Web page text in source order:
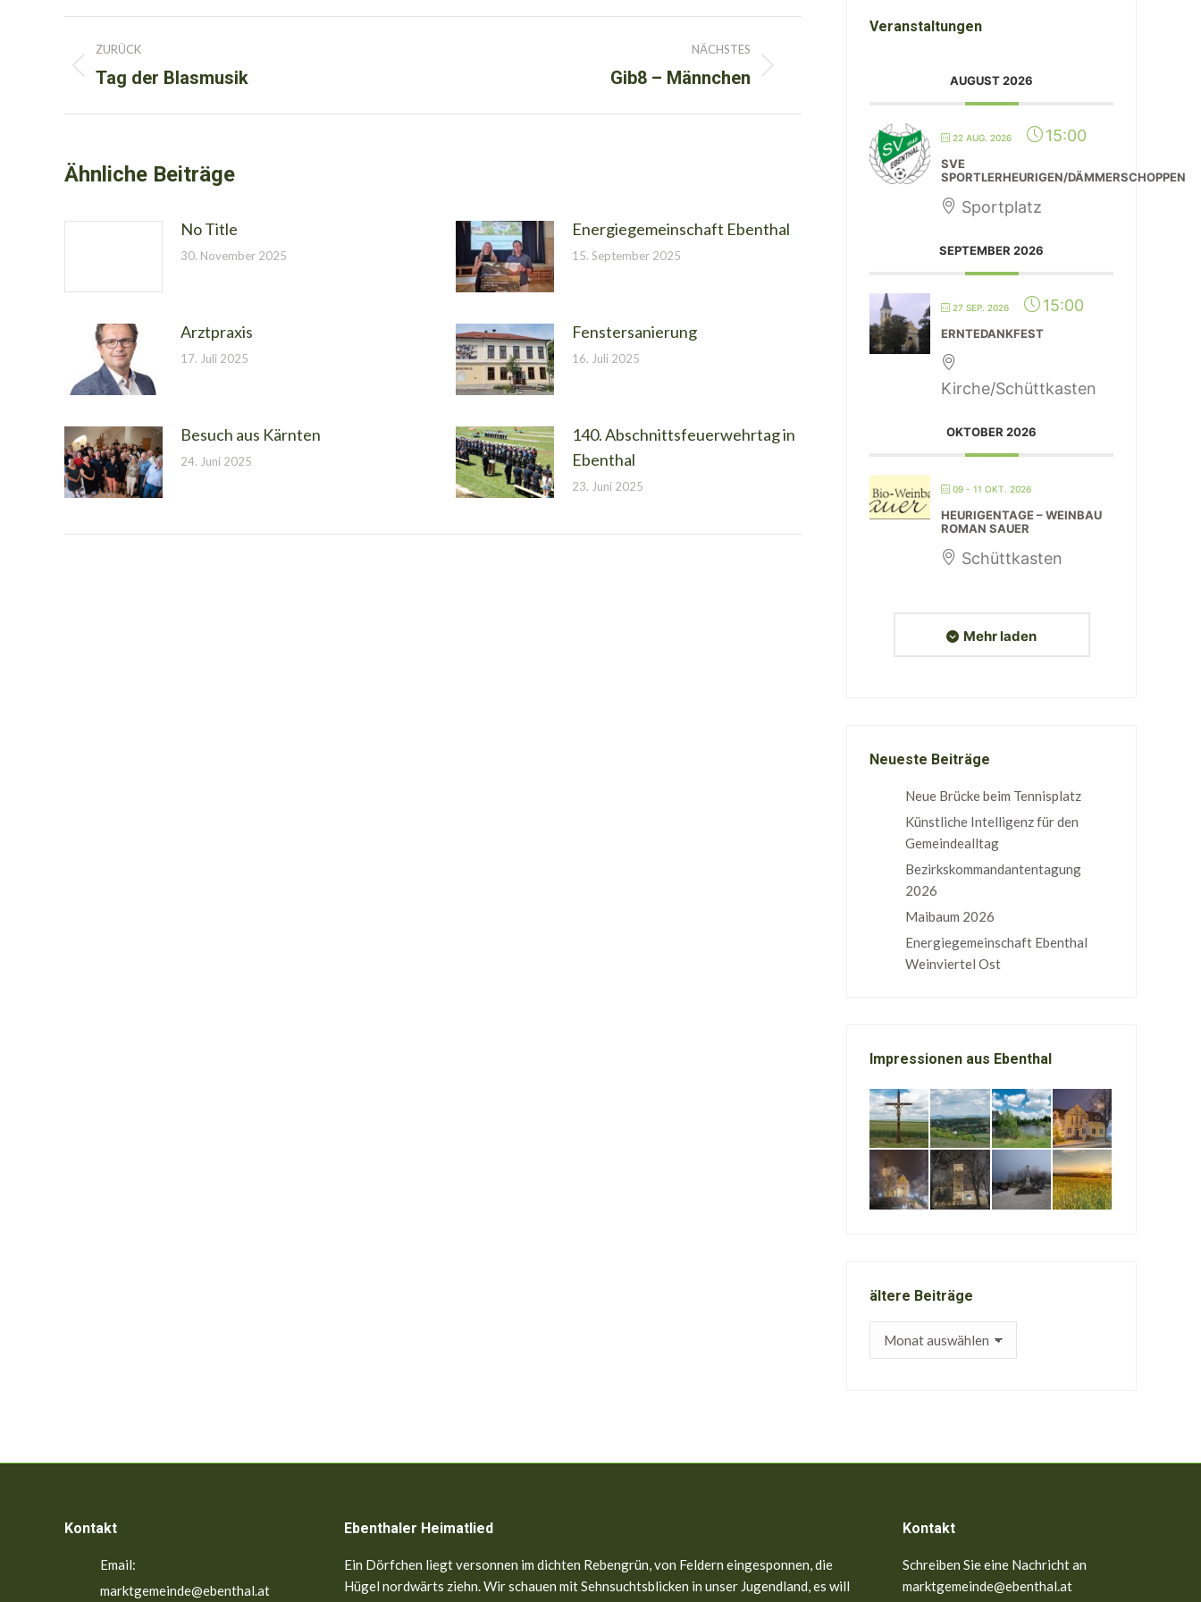
Kommentarnavigation
ZURÜCK
Vorheriger
Tag der Blasmusik
NÄCHSTES
Gib8 – Männchen
Ähnliche Beiträge
No Title
30. November 2025
Energiegemeinschaft Ebenthal
15. September 2025
Arztpraxis
17. Juli 2025
Fenstersanierung
16. Juli 2025
Besuch aus Kärnten
24. Juni 2025
140. Abschnittsfeuerwehrtag in
Ebenthal
23. Juni 2025
Veranstaltungen
AUGUST 2026
22 AUG. 2026 15:00
SVE
SPORTLERHEURIGEN/DÄMMERSCHOPPEN
Sportplatz
SEPTEMBER 2026
27 SEP. 2026 15:00
ERNTEDANKFEST
Kirche/Schüttkasten
OKTOBER 2026
09 - 11 OKT. 2026
HEURIGENTAGE – WEINBAU
ROMAN SAUER
Schüttkasten
Mehr laden
Neueste Beiträge
Neue Brücke beim Tennisplatz
Künstliche Intelligenz für den
Gemeindealltag
Bezirkskommandantentagung
2026
Maibaum 2026
Energiegemeinschaft Ebenthal
Weinviertel Ost
Impressionen aus Ebenthal
ältere Beiträge
Kontakt
Email:
marktgemeinde@ebenthal.at
Ebenthaler Heimatlied
Ein Dörfchen liegt versonnen im dichten Rebengrün, von Feldern eingesponnen, die
Hügel nordwärts ziehn. Wir schauen mit Sehnsuchtsblicken in unser Jugendland, es will
Kontakt
Schreiben Sie eine Nachricht an
marktgemeinde@ebenthal.at